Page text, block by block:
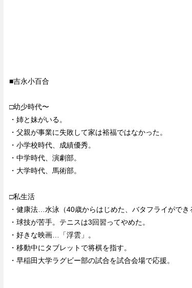
■吉永小百合
□幼少時代〜
・姉と妹がいる。
・父親が事業に失敗して家は裕福ではなかった。
・小学校時代、成績優秀。
・中学時代、演劇部。
・大学時代、馬術部。
□私生活
・健康法…水泳（40歳からはじめた、バタフライができ
・球技が苦手。テニスは3回習ってやめた。
・好きな映画…「浮雲」。
・移動中にタブレットで将棋を指す。
・早稲田大学ラグビー部の試合を試合会場で応援。